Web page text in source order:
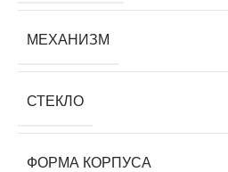
МЕХАНИЗМ
СТЕКЛО
ФОРМА КОРПУСА